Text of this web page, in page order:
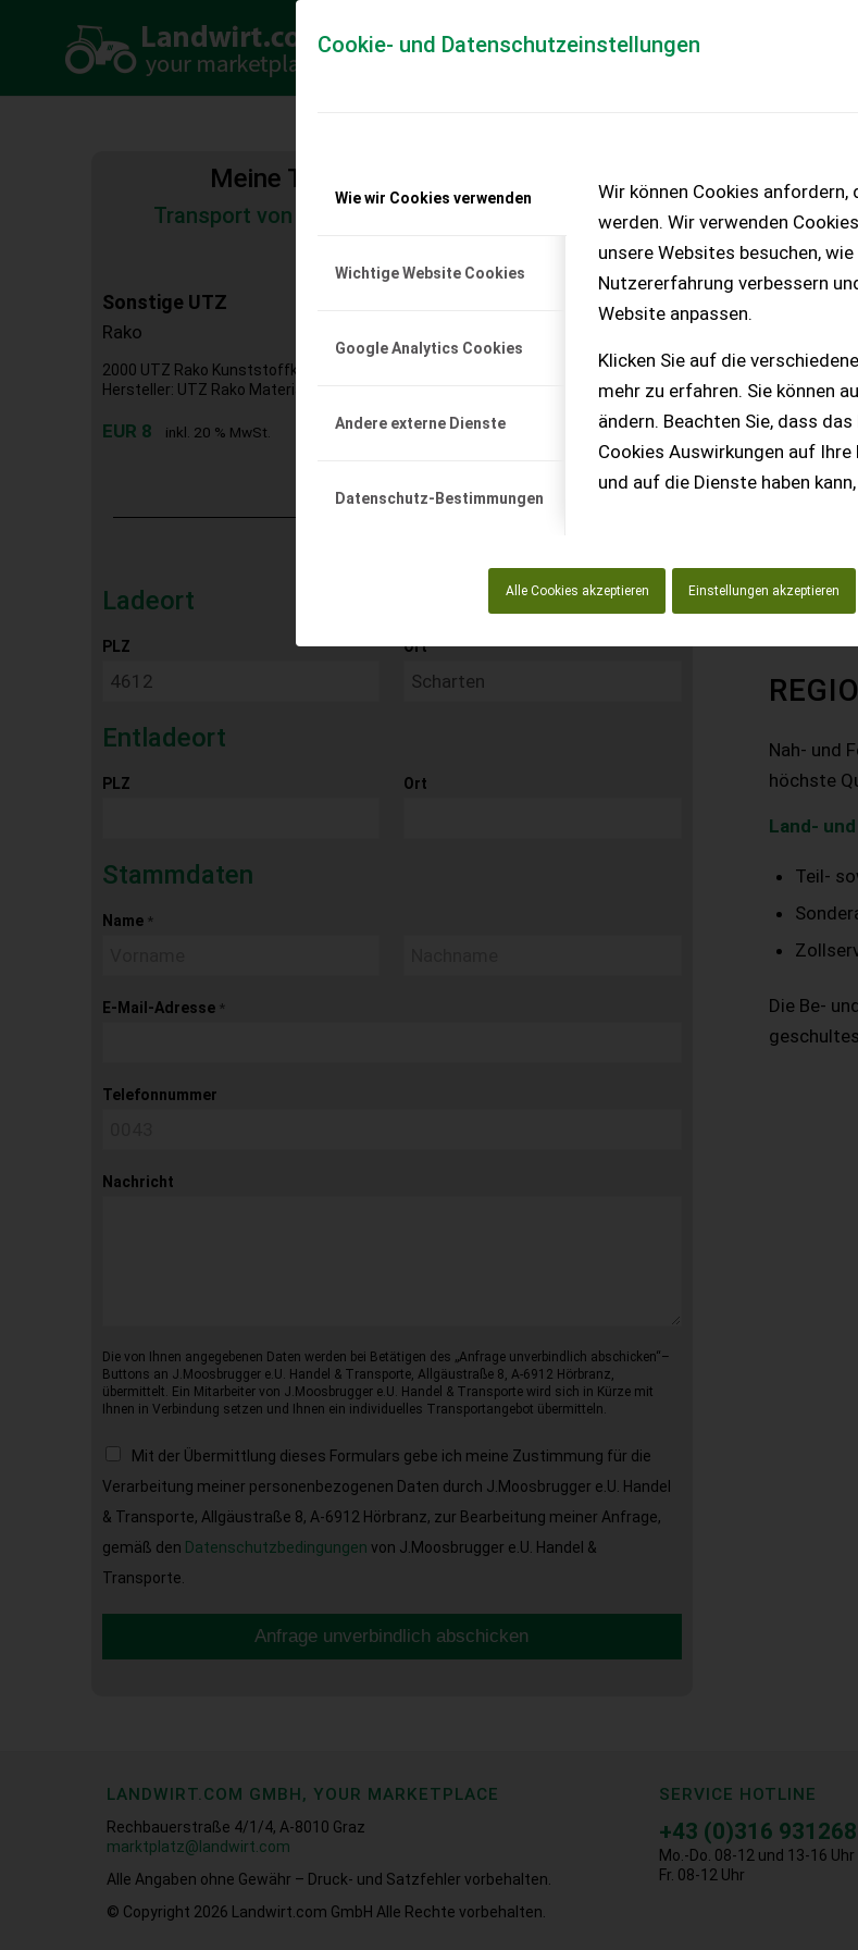
Cookie- und Datenschutzeinstellungen
Wie wir Cookies verwenden
Wichtige Website Cookies
Google Analytics Cookies
Andere externe Dienste
Datenschutz-Bestimmungen
Wir können Cookies
werden. Wir verwenden
unsere Websites besuchen,
Nutzererfahrung verbessern
Website anpassen.
Klicken Sie auf die
mehr zu erfahren. Sie können
ändern. Beachten Sie, dass
Cookies Auswirkungen auf
und auf die Dienste haben
Alle Cookies akzeptieren Einstellungen akzeptieren
Meine Transportkostenanfrage
Transport von Land- und Baumaschinen – KEINE
Sonstige UTZ
Rako
2000 UTZ Rako Kunststoffkiste 600x400x281mm Gebrauchtware, siehe Bilder
Hersteller: UTZ Rako Material: PP-grau Farbe grau Eigengewicht 2,7kg A...
EUR 8 inkl. 20 % MwSt.
Ladeort
PLZ Ort
Entladeort
PLZ Ort
Stammdaten
Name *
E-Mail-Adresse *
Telefonnummer
Nachricht
Die von Ihnen angegebenen Daten werden bei Betätigen des „Anfrage unverbindlich abschicken“–
Buttons an J.Moosbrugger e.U. Handel & Transporte, Allgäustraße 8, A-6912 Hörbranz,
übermittelt. Ein Mitarbeiter von J.Moosbrugger e.U. Handel & Transporte wird sich in Kürze mit
Ihnen in Verbindung setzen und Ihnen ein individuelles Transportangebot übermitteln.
Mit der Übermittlung dieses Formulars gebe ich meine Zustimmung für die
Verarbeitung meiner personenbezogenen Daten durch J.Moosbrugger e.U. Handel
& Transporte, Allgäustraße 8, A-6912 Hörbranz, zur Bearbeitung meiner Anfrage,
gemäß den Datenschutzbedingungen von J.Moosbrugger e.U. Handel &
Transporte.
Anfrage unverbindlich abschicken
Nah- und
höchste
Land-
Teil-
Die Be-
LANDWIRT.COM GMBH, YOUR MARKETPLACE
Rechbauerstraße 4/1/4, A-8010 Graz
marktplatz@landwirt.com
Alle Angaben ohne Gewähr – Druck- und Satzfehler vorbehalten.
© Copyright 2026
Landwirt.com GmbH Alle Rechte vorbehalten.
SERVICE HOTLINE
+43 (0)316 931268
Mo.-Do. 08-12 und 13-16 Uhr
Fr. 08-12 Uhr